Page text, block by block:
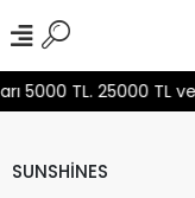
5000 TL. 25000 TL
SUNSHİNES